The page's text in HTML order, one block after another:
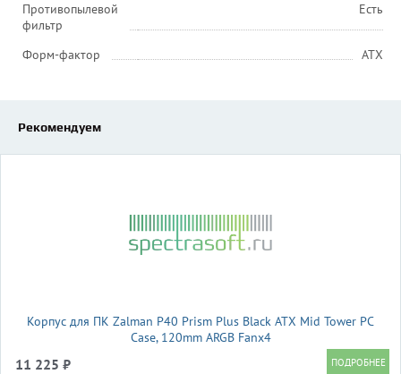
Противопылевой
фильтр
Есть
Форм-фактор ATX
Рекомендуем
Корпус для ПК Zalman P40 Prism Plus Black ATX Mid Tower PC
Case, 120mm ARGB Fanx4
11 225 ₽